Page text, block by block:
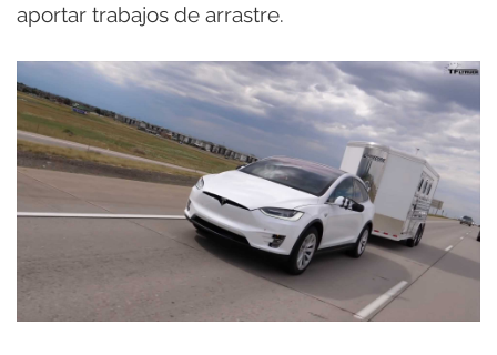
aportar trabajos de arrastre.